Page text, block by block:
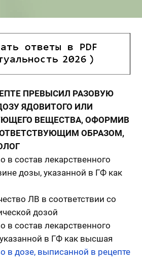
ПРЕВЫСИЛ РАЗОВУЮ
ЯДОВИТОГО ИЛИ
ВЕЩЕСТВА, ОФОРМИВ
ОБРАЗОМ,
в состав лекарственного
дозы, указанной в ГФ как
ЛВ в соответствии со
дозой
в состав лекарственного
в ГФ как высшая
в дозе, выписанной в рецепте